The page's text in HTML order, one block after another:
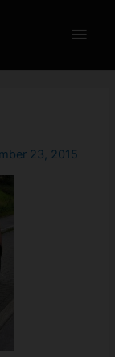
23, 2015